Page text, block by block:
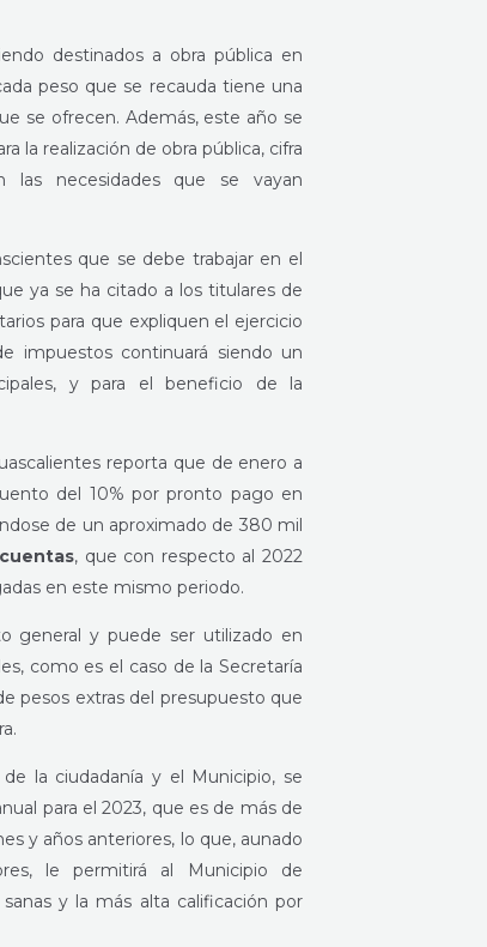
destinados a obra pública en
peso que se recauda tiene una
se ofrecen. Además, este año se
la realización de obra pública, cifra
las necesidades que se vayan
que se debe trabajar en el
ya se ha citado a los titulares de
para que expliquen el ejercicio
impuestos continuará siendo un
y para el beneficio de la
reporta que de enero a
del 10% por pronto pago en
de un aproximado de 380 mil
, que con respecto al 2022
en este mismo periodo.
general y puede ser utilizado en
como es el caso de la Secretaría
pesos extras del presupuesto que
la ciudadanía y el Municipio, se
para el 2023, que es de más de
y años anteriores, lo que, aunado
le permitirá al Municipio de
y la más alta calificación por